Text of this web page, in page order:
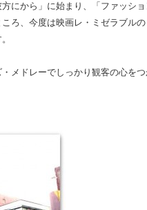
方にから」に始まり、「ファッシ
ろ、今度は映画レ・ミゼラブル
メドレーでしっかり観客の心を